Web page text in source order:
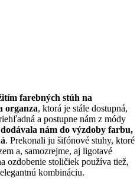
farebných stúh na
organza, ktorá je stále dostupná,
a postupne nám z módy
dodávala nám do výzdoby farbu,
. Prekonali ju šifónové stuhy, ktoré
a, samozrejme, aj ligotavé
ozdobenie stoličiek používa tiež,
kombináciu.